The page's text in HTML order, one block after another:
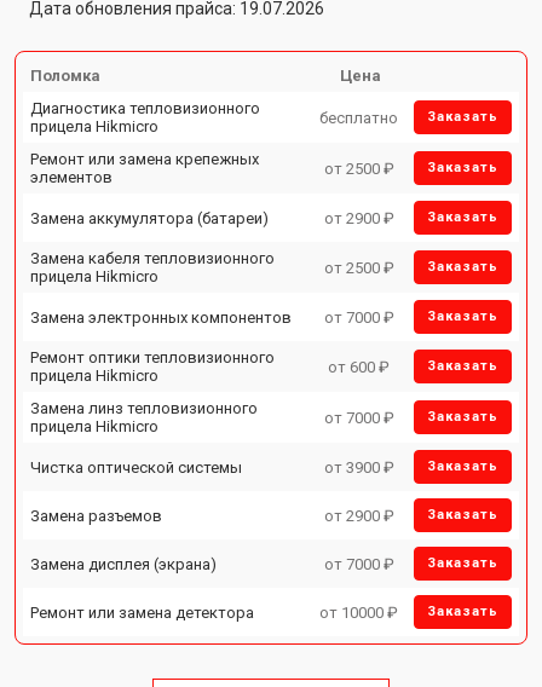
Дата обновления прайса: 19.07.2026
Поломка
Цена
Диагностика тепловизионного
прицела Hikmicro
бесплатно Заказать
Ремонт или замена крепежных
элементов
от 2500 ₽ Заказать
Замена аккумулятора (батареи) от 2900 ₽ Заказать
Замена кабеля тепловизионного
прицела Hikmicro
от 2500 ₽ Заказать
Замена электронных компонентов от 7000 ₽ Заказать
Ремонт оптики тепловизионного
прицела Hikmicro
от 600 ₽ Заказать
Замена линз тепловизионного
прицела Hikmicro
от 7000 ₽ Заказать
Чистка оптической системы от 3900 ₽ Заказать
Замена разъемов от 2900 ₽ Заказать
Замена дисплея (экрана) от 7000 ₽ Заказать
Ремонт или замена детектора от 10000 ₽ Заказать